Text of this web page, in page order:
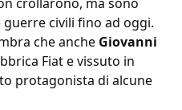
crollarono, ma sono
civili fino ad oggi.
che anche Giovanni
Fiat e vissuto in
protagonista di alcune